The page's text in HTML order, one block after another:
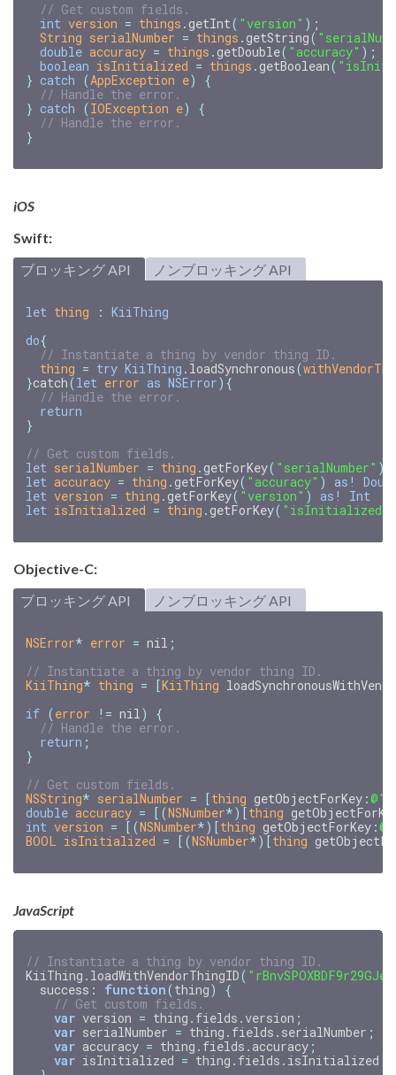
// Get custom fields.
int version = things . getInt( "version" );
String serialNumber = things . getString(
double accuracy = things . getDouble( "accuracy" );
boolean isInitialized = things . getBoolean(
} catch (AppException e)
{
// Handle the error.
} catch (IOException e)
{
// Handle the error.
}
iOS
Swift:
ブロッキング API
ノンブロッキング API
let thing : KiiThing
do{
// Instantiate a thing by vendor thing ID.
thing = try KiiThing . loadSynchronous(
}catch(let error as NSError){
// Handle the error.
return
}
// Get custom fields.
let serialNumber = thing . getForKey( "serialNumber" )
let accuracy = thing . getForKey( "accuracy" ) as!
let version = thing . getForKey( "version" ) as!
Int
let isInitialized = thing . getForKey( "isInitialized"
Objective-C:
ブロッキング API
ノンブロッキング API
NSError* error = nil ;
KiiThing* thing = [KiiThing
if (error != nil)
{
return ;
}
NSString* serialNumber = [thing getObjectForKey :
double accuracy = [(NSNumber*)[thing
int version = [(NSNumber*)[thing getObjectForKey :
BOOL isInitialized = [(NSNumber*)[thing
JavaScript
// Instantiate a thing by vendor thing ID.
KiiThing . loadWithVendorThingID(
success : function(thing)
{
// Get custom fields.
var version = thing . fields . version ;
var serialNumber = thing . fields . serialNumber ;
var accuracy = thing . fields . accuracy ;
var isInitialized = thing . fields . isInitialized